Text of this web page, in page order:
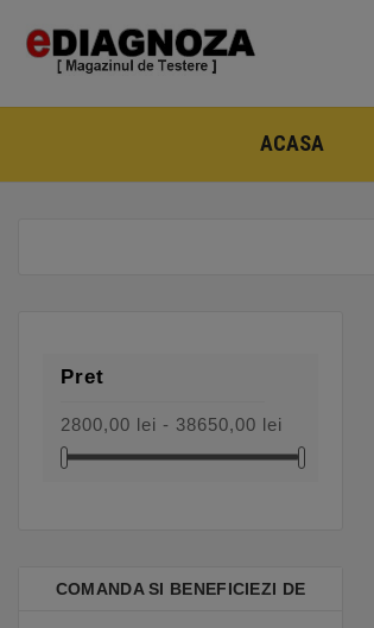
ACASA
Pret
2800,00 lei - 38650,00 lei
COMANDA SI BENEFICIEZI DE